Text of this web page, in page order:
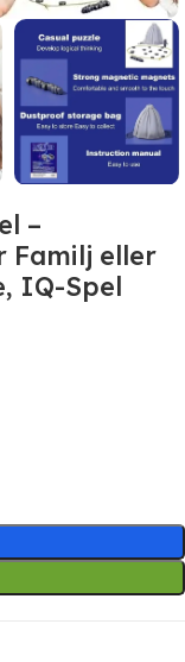
–
Familj eller
IQ-Spel